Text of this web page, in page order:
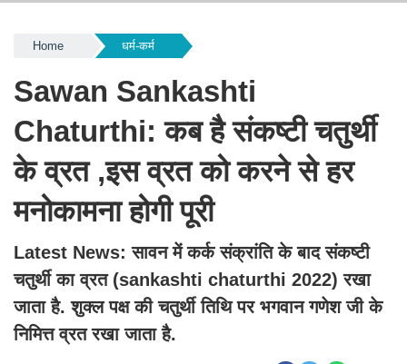
Home धर्म-कर्म
Sawan Sankashti
Chaturthi: कब है संकष्टी चतुर्थी
के व्रत ,इस व्रत को करने से हर
मनोकामना होगी पूरी
Latest News: सावन में कर्क संक्रांति के बाद संकष्टी
चतुर्थी का व्रत (sankashti chaturthi 2022) रखा
जाता है. शुक्ल पक्ष की चतुर्थी तिथि पर भगवान गणेश जी के
निमित्त व्रत रखा जाता है.